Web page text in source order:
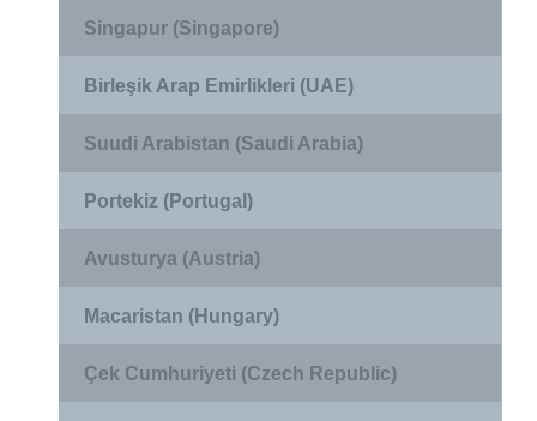
Singapur (Singapore)
Birleşik Arap Emirlikleri (UAE)
Suudi Arabistan (Saudi Arabia)
Portekiz (Portugal)
Avusturya (Austria)
Macaristan (Hungary)
Çek Cumhuriyeti (Czech Republic)